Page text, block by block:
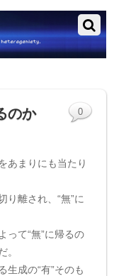
のか
あまりにも当たり
り離され、“無”に
って“無”に帰るの
。
生成の“有”そのも
0